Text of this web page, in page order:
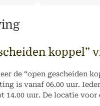
koppel”
de “open gescheiden
is vanaf 06.00 uur.
14.00 uur. De locatie